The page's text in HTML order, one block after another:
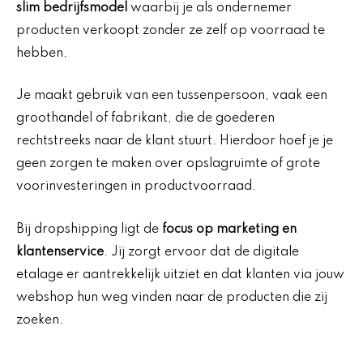
slim bedrijfsmodel waarbij je als ondernemer
producten verkoopt zonder ze zelf op voorraad te
hebben.
Je maakt gebruik van een tussenpersoon, vaak een
groothandel of fabrikant, die de goederen
rechtstreeks naar de klant stuurt. Hierdoor hoef je je
geen zorgen te maken over opslagruimte of grote
voorinvesteringen in productvoorraad.
Bij dropshipping ligt de focus op marketing en
klantenservice. Jij zorgt ervoor dat de digitale
etalage er aantrekkelijk uitziet en dat klanten via jouw
webshop hun weg vinden naar de producten die zij
zoeken.